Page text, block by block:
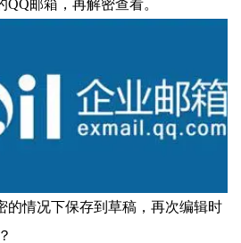
邮箱，再解密查看。
的情况下保存到草稿，再次编辑时